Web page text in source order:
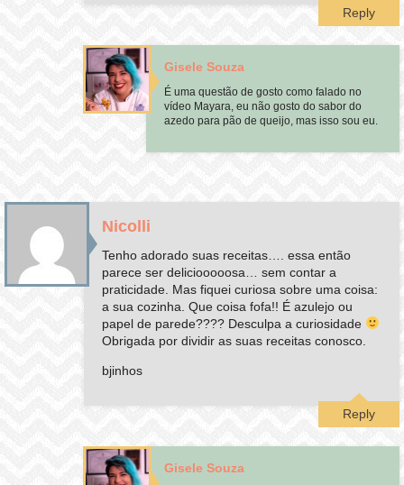
Reply
Gisele Souza
É uma questão de gosto como falado no
vídeo Mayara, eu não gosto do sabor do
azedo para pão de queijo, mas isso sou eu.
Nicolli
Tenho adorado suas receitas…. essa então
parece ser deliciooooosa… sem contar a
praticidade. Mas fiquei curiosa sobre uma coisa:
a sua cozinha. Que coisa fofa!! É azulejo ou
papel de parede???? Desculpa a curiosidade
Obrigada por dividir as suas receitas conosco.
bjinhos
Reply
Gisele Souza